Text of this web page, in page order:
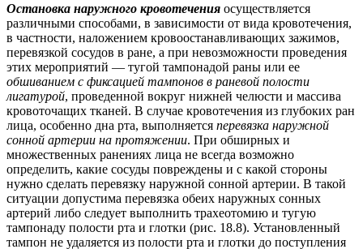
Остановка наружного кровотечения осуществляется
различными способами, в зависимости от вида кровотечения,
в частности, наложением кровоостанавливающих зажимов,
перевязкой сосудов в ране, а при невозможности проведения
этих мероприятий — тугой тампонадой раны или ее
обшиванием с фиксацией тампонов в раневой полости
лигатурой, проведенной вокруг нижней челюсти и массива
кровоточащих тканей. В случае кровотечения из глубоких ран
лица, особенно дна рта, выполняется перевязка наружной
сонной артерии на протяжении. При обширных и
множественных ранениях лица не всегда возможно
определить, какие сосуды повреждены и с какой стороны
нужно сделать перевязку наружной сонной артерии. В такой
ситуации допустима перевязка обеих наружных сонных
артерий либо следует выполнить трахеотомию и тугую
тампонаду полости рта и глотки (рис. 18.8). Установленный
тампон не удаляется из полости рта и глотки до поступления